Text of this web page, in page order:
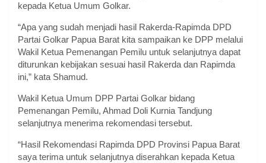
kepada Ketua Umum Golkar.
“Apa yang sudah menjadi hasil Rakerda-Rapimda DPD
Partai Golkar Papua Barat kita sampaikan ke DPP melalui
Wakil Ketua Pemenangan Pemilu untuk selanjutnya dapat
diturunkan kebijakan sesuai hasil Rakerda dan Rapimda
ini,” kata Shamud.
Wakil Ketua Umum DPP Partai Golkar bidang
Pemenangan Pemilu, Ahmad Doli Kurnia Tandjung
selanjutnya menerima rekomendasi tersebut.
“Hasil Rekomendasi Rapimda DPD Provinsi Papua Barat
saya terima untuk selanjutnya diserahkan kepada Ketua